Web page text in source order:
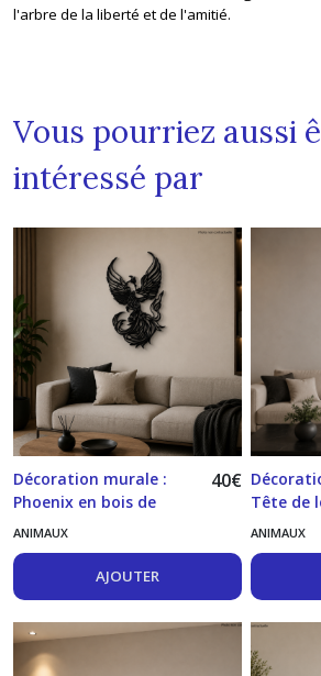
l'arbre de la liberté et de l'amitié.
Vous pourriez aussi
intéressé par
Décoration murale :
Phoenix en bois de
tilleul
40€
ANIMAUX
AJOUTER
Tête de
tilleul
ANIMAUX